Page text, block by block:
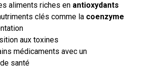
aliments riches en antioxydants
clés comme la coenzyme
aux toxines
médicaments avec un
santé